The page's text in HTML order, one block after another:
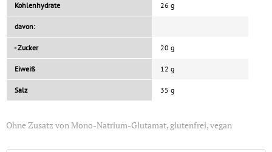
Kohlenhydrate 26 g
davon:
- Zucker 20 g
Eiweiß 12 g
Salz 35 g
Ohne Zusatz von Mono-Natrium-Glutamat, glutenfrei, vegan